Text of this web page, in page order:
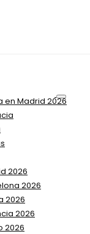
en Madrid 2026
2026
2026
2026
2026
2026